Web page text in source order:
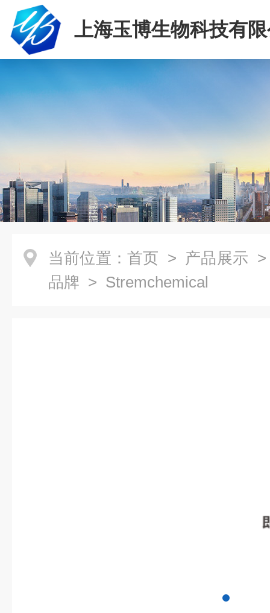
上海玉博生物科技有
当前位置： 首页 > 产品展示
品牌 > Stremchemical